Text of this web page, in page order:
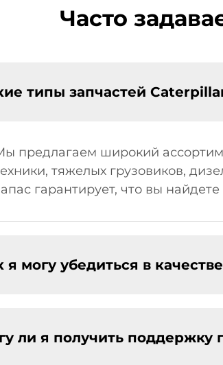
Часто
типы запчастей
предлагаем широкий
тяжелых грузовиков,
гарантирует, что вы
я могу убедиться в
ли я получить поддержку